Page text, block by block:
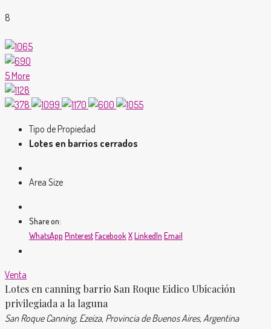
8
5 More
Tipo de Propiedad
Lotes en barrios cerrados
Area Size
Share on:
WhatsApp PinterestFacebook XLinkedIn Email
Venta
Lotes en canning barrio San Roque Eidico Ubicación
privilegiada a la laguna
San Roque Canning, Ezeiza, Provincia de Buenos Aires, Argentina